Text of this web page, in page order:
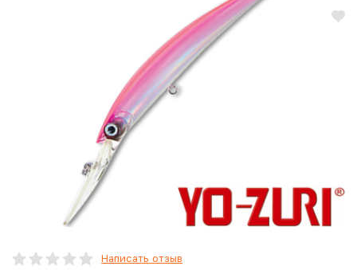
Написать отзыв